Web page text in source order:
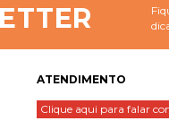
ATENDIMENTO
Clique aqui para falar